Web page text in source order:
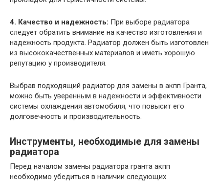
4. Качество и надежность: При выборе радиатора
следует обратить внимание на качество изготовления и
надежность продукта. Радиатор должен быть изготовлен
из высококачественных материалов и иметь хорошую
репутацию у производителя.
Выбрав подходящий радиатор для замены в акпп Гранта,
можно быть уверенным в надежности и эффективности
системы охлаждения автомобиля, что повысит его
долговечность и производительность.
Инструменты, необходимые для замены
радиатора
Перед началом замены радиатора гранта акпп
необходимо убедиться в наличии следующих